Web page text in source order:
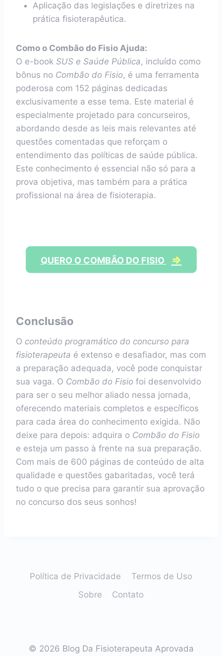
Aplicação das legislações e diretrizes na
prática fisioterapêutica.
Como o Combão do Fisio Ajuda:
O e-book SUS e Saúde Pública, incluído como
bônus no Combão do Fisio, é uma ferramenta
poderosa com 152 páginas dedicadas
exclusivamente a esse tema. Este material é
especialmente projetado para concurseiros,
abordando desde as leis mais relevantes até
questões comentadas que reforçam o
entendimento das políticas de saúde pública.
Este conhecimento é essencial não só para a
prova objetiva, mas também para a prática
profissional na área de fisioterapia.
QUERO O COMBÃO DO FISIO ⇒
Conclusão
O conteúdo programático do concurso para
fisioterapeuta é extenso e desafiador, mas com
a preparação adequada, você pode conquistar
sua vaga. O Combão do Fisio foi desenvolvido
para ser o seu melhor aliado nessa jornada,
oferecendo materiais completos e específicos
para cada área do conhecimento exigida. Não
deixe para depois: adquira o Combão do Fisio
e esteja um passo à frente na sua preparação.
Com mais de 600 páginas de conteúdo de alta
qualidade e questões gabaritadas, você terá
tudo o que precisa para garantir sua aprovação
no concurso dos seus sonhos!
Política de Privacidade
Termos de Uso
Sobre
Contato
© 2026 Blog Da Fisioterapeuta Aprovada